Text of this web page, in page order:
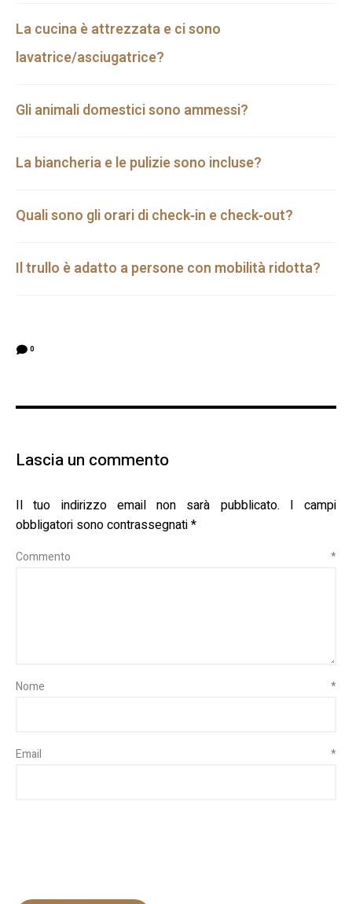
La cucina è attrezzata e ci sono
lavatrice/asciugatrice?
Gli animali domestici sono ammessi?
La biancheria e le pulizie sono incluse?
Quali sono gli orari di check‑in e check‑out?
Il trullo è adatto a persone con mobilità ridotta?
0
Lascia un commento
Il tuo indirizzo email non sarà pubblicato.
I campi
obbligatori sono contrassegnati*
Commento *
Nome *
Email *